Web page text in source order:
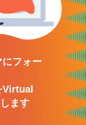
フォー
Virtual
ます